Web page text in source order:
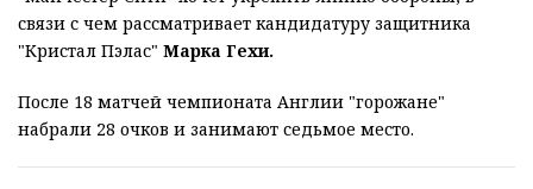
связи с чем рассматривает кандидатуру защитника
"Кристал Пэлас" Марка Гехи.
После 18 матчей чемпионата Англии "горожане"
набрали 28 очков и занимают седьмое место.